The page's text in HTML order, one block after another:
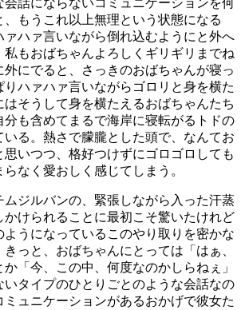
話にならないコミュニケーションを何
、もうこれ以上無理という状態になる
ァハァ言いながら倒れ込むようにと外へ
私もおばちゃんよろしくギリギリまでね
外にでると、さっきのおばちゃんが寝っ
ハァハァ言いながらゴロリと身を横た
はそうして身を横たえるおばちゃんたち
分も含めてまるで海岸に寝転がるトドの
いる。熱さで朦朧とした頭で、なんてお
いつつ、格好つけずにゴロゴロしても
なく愛おしく感じてしまう。
ムジルバンの、緊張しながら入った汗蒸
かけられることに最初こそ驚いたけれど
ようになっているこのやり取りを密かな
っと、おばちゃんにとっては「はぁ、
「今、この中、何度なのかしらねぇ」
いタイプのひとりごとのような会話なの
ミュニケーションがあるおかげで彼女た